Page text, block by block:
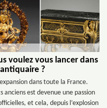
voulez vous lancer dans
?
dans toute la France.
anciens est devenue une passion
et cela, depuis l’explosion